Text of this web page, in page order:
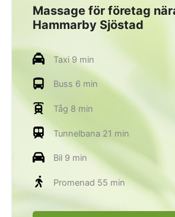
Massage för företag
Hammarby Sjöstad
Taxi 9 min
Buss 6 min
Tåg 8 min
Tunnelbana 21 min
Bil 9 min
Promenad 55 min